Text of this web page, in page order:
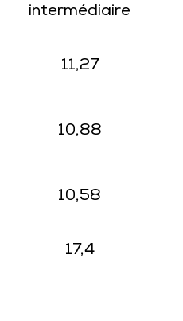
intermédiaire
11,27
10,88
10,58
17,4